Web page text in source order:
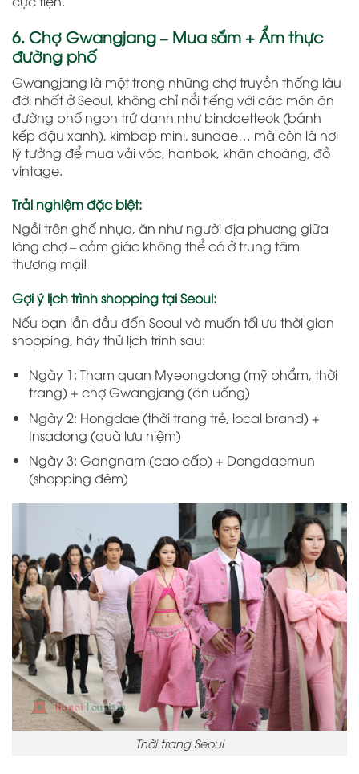
6. Chợ Gwangjang – Mua sắm + Ẩm thực
đường phố
Gwangjang là một trong những chợ truyền thống lâu
đời nhất ở Seoul, không chỉ nổi tiếng với các món ăn
đường phố ngon trứ danh như bindaetteok (bánh
kếp đậu xanh), kimbap mini, sundae… mà còn là nơi
lý tưởng để mua vải vóc, hanbok, khăn choàng, đồ
vintage.
Trải nghiệm đặc biệt:
Ngồi trên ghế nhựa, ăn như người địa phương giữa
lòng chợ – cảm giác không thể có ở trung tâm
thương mại!
Gợi ý lịch trình shopping tại Seoul:
Nếu bạn lần đầu đến Seoul và muốn tối ưu thời gian
shopping, hãy thử lịch trình sau:
Ngày 1: Tham quan Myeongdong (mỹ phẩm, thời
trang) + chợ Gwangjang (ăn uống)
Ngày 2: Hongdae (thời trang trẻ, local brand) +
Insadong (quà lưu niệm)
Ngày 3: Gangnam (cao cấp) + Dongdaemun
(shopping đêm)
Thời trang Seoul